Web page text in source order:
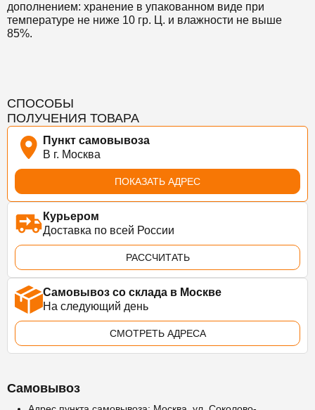
дополнением: хранение в упакованном виде при
температуре не ниже 10 гр. Ц. и влажности не выше
85%.
СПОСОБЫ
ПОЛУЧЕНИЯ ТОВАРА
Пункт самовывоза
В г. Москва
ПОКАЗАТЬ АДРЕС
Курьером
Доставка по всей России
РАССЧИТАТЬ
Самовывоз со склада в Москве
На следующий день
СМОТРЕТЬ АДРЕСА
Самовывоз